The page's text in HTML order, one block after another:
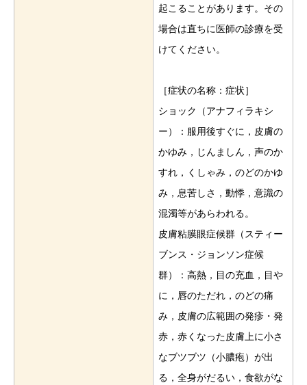
起こることがあります。その
場合は直ちに医師の診療を受
けてください。
［症状の名称：症状］
ショック（アナフィラキシ
ー）：服用後すぐに，皮膚の
かゆみ，じんましん，声のか
すれ，くしゃみ，のどのかゆ
み，息苦しさ，動悸，意識の
混濁等があらわれる。
皮膚粘膜眼症候群（スティー
ブンス・ジョンソン症候
群）：高熱，目の充血，目や
に，唇のただれ，のどの痛
み，皮膚の広範囲の発疹・発
赤，赤くなった皮膚上に小さ
なブツブツ（小膿疱）が出
る，全身がだるい，食欲がな